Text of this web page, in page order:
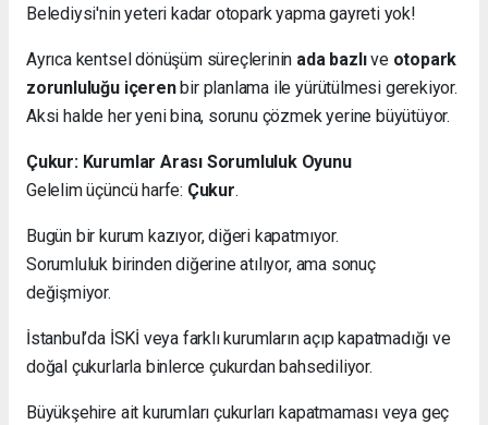
Belediysi'nin yeteri kadar otopark yapma gayreti yok!
Ayrıca kentsel dönüşüm süreçlerinin ada bazlıve otopark
zorunluluğu içerenbir planlama ile yürütülmesi gerekiyor.
Aksi halde her yeni bina, sorunu çözmek yerine büyütüyor.
Çukur: Kurumlar Arası Sorumluluk Oyunu
Gelelim üçüncü harfe: Çukur.
Bugün bir kurum kazıyor, diğeri kapatmıyor.
Sorumluluk birinden diğerine atılıyor, ama sonuç
değişmiyor.
İstanbul’da İSKİ veya farklı kurumların açıp kapatmadığı ve
doğal çukurlarla binlerce çukurdan bahsediliyor.
Büyükşehire ait kurumları çukurları kapatmaması veya geç